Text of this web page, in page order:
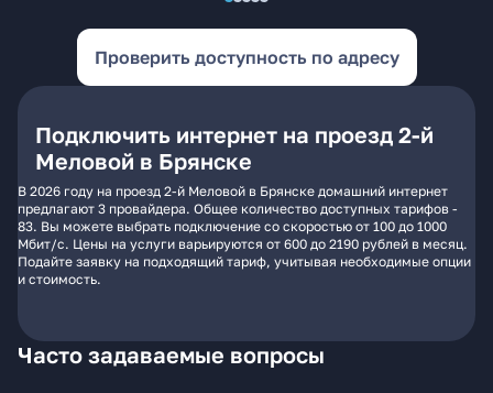
Проверить доступность по адресу
Подключить интернет на проезд 2-й
Меловой в Брянске
В 2026 году на проезд 2-й Меловой в Брянске домашний интернет
предлагают 3 провайдера. Общее количество доступных тарифов -
83. Вы можете выбрать подключение со скоростью от 100 до 1000
Мбит/с. Цены на услуги варьируются от 600 до 2190 рублей в месяц.
Подайте заявку на подходящий тариф, учитывая необходимые опции
и стоимость.
Часто задаваемые вопросы